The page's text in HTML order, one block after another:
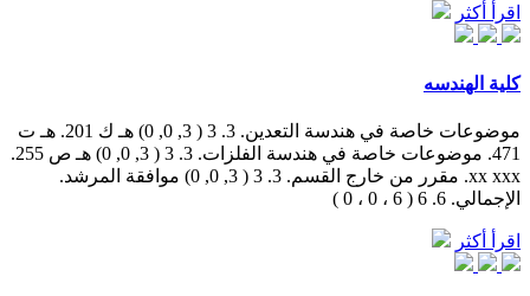
اقرأ أكثر
كلية الهندسه
موضوعات خاصة في هندسة التعدين. 3. 3 ( 3, 0, 0) هـ ك 201. هـ ت
471. موضوعات خاصة في هندسة الفلزات. 3. 3 ( 3, 0, 0) هـ ص 255.
xx xxx. مقرر من خارج القسم. 3. 3 ( 3, 0, 0) موافقة المرشد.
الإجمالي. 6. 6 ( 6 ، 0 ، 0 )
اقرأ أكثر